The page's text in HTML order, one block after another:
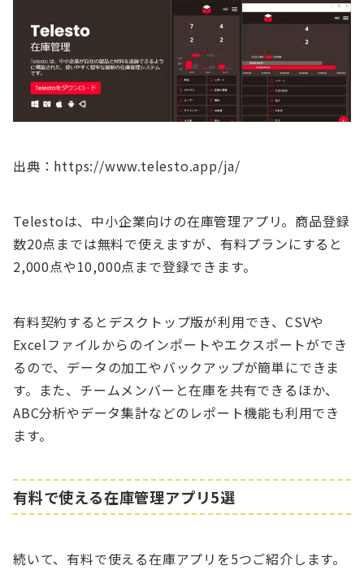
出典：https://www.telesto.app/ja/
Telestoは、中小企業向けの在庫管理アプリ。商品登録
数20点までは無料で使えますが、有料プランにすると
2,000点や10,000点まで登録できます。
有料契約するとデスクトップ版が利用でき、CSVや
Excelファイルからのインポートやエクスポートができ
るので、データの加工やバックアップが簡単にできま
す。また、チームメンバーと在庫を共有できるほか、
ABC分析やデータ集計などのレポート機能も利用でき
ます。
有料で使える在庫管理アプリ5選
続いて、有料で使える在庫アプリを5つご紹介します。